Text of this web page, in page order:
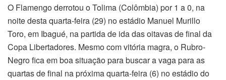
O Flamengo derrotou o Tolima (Colômbia) por 1 a 0, na
noite desta quarta-feira (29) no estádio Manuel Murillo
Toro, em Ibagué, na partida de ida das oitavas de final da
Copa Libertadores. Mesmo com vitória magra, o Rubro-
Negro fica em boa situação para buscar a vaga para as
quartas de final na próxima quarta-feira (6) no estádio do